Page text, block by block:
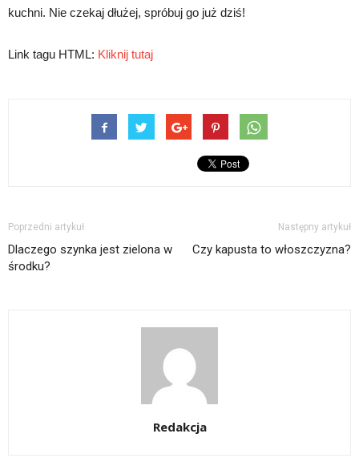
kuchni. Nie czekaj dłużej, spróbuj go już dziś!
Link tagu HTML: Kliknij tutaj
Poprzedni artykuł
Dlaczego szynka jest zielona w
środku?
Następny artykuł
Czy kapusta to włoszczyzna?
Redakcja